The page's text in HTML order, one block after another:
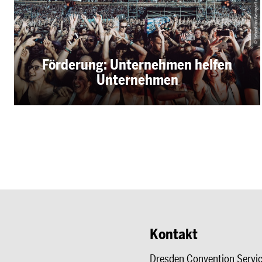
Förderung: Unternehmen helfen
Unternehmen
© Sebastian Weingart (DML-BY)
Kontakt
Dresden Convention